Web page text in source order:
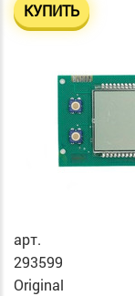
КУПИТЬ
арт.
293599
Original